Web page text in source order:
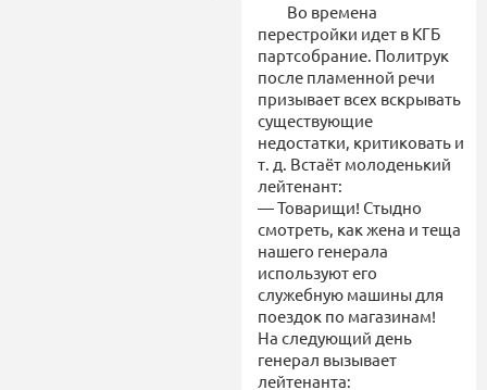
Во времена
перестройки идет в КГБ
партсобрание. Политрук
после пламенной речи
призывает всех вскрывать
существующие
недостатки, критиковать и
т. д. Встаёт молоденький
лейтенант:
— Товарищи! Стыдно
смотреть, как жена и теща
нашего генерала
используют его
служебную машины для
поездок по магазинам!
На следующий день
генерал вызывает
лейтенанта: